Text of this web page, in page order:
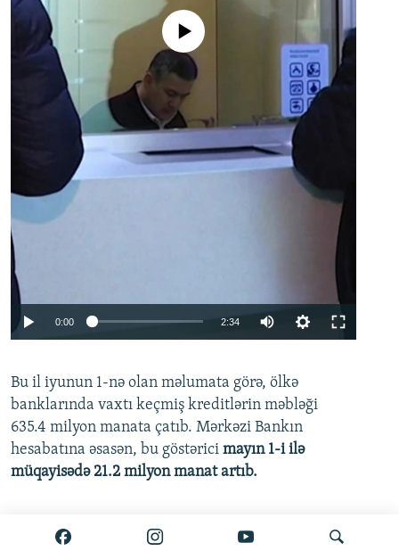
No media source currently available
0:00 2:34
360p
480p
720p
Bu il iyunun 1-nə olan məlumata görə, ölkə
banklarında vaxtı keçmiş kreditlərin məbləği
635.4 milyon manata çatıb. Mərkəzi Bankın
hesabatına əsasən, bu göstərici mayın 1-i ilə
müqayisədə 21.2 milyon manat artıb.
Ətraflı burada oxuyun